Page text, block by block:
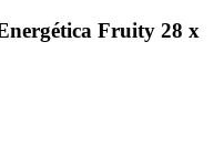
Fruity 28 x